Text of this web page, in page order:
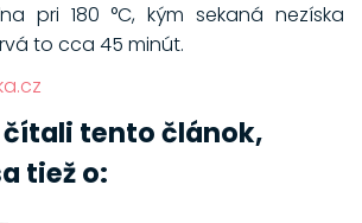
pri 180 °C, kým sekaná nezíska
to cca 45 minút.
tento článok,
tiež o: